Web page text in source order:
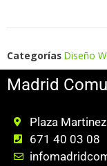
Categorías Diseño
Madrid
Plaza
671 40 03 08